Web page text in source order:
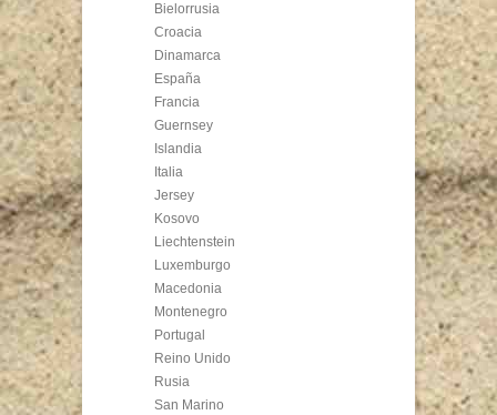
Bielorrusia
Croacia
Dinamarca
España
Francia
Guernsey
Islandia
Italia
Jersey
Kosovo
Liechtenstein
Luxemburgo
Macedonia
Montenegro
Portugal
Reino Unido
Rusia
San Marino